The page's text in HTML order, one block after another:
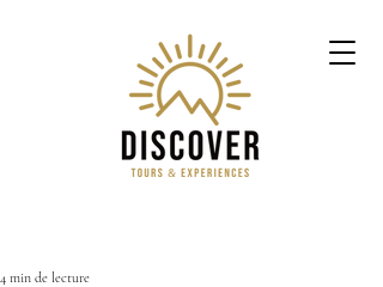
4 min de lecture